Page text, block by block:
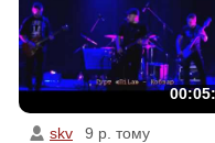
skv
9 р. тому